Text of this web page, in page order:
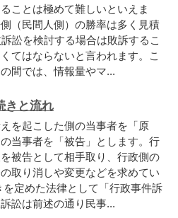
ことは極めて難しいといえま
（民間人側）の勝率は多く見積
訟を検討する場合は敗訴するこ
てはならないと言われます。こ
間では、情報量やマ...
きと流れ
を起こした側の当事者を「原
当事者を「被告」とします。行
被告として相手取り、行政側の
取り消しや変更などを求めてい
定めた法律として「行政事件訴
訟は前述の通り民事...